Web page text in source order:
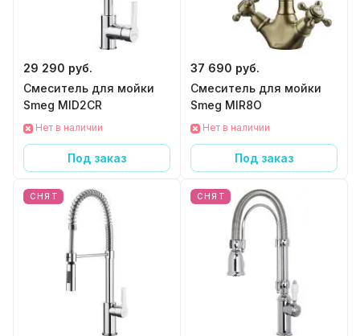
29 290 руб.
Смеситель для мойки
Smeg MID2CR
Нет в наличии
Под заказ
37 690 руб.
Смеситель для мойки
Smeg MIR8O
Нет в наличии
Под заказ
СНЯТ СНЯТ